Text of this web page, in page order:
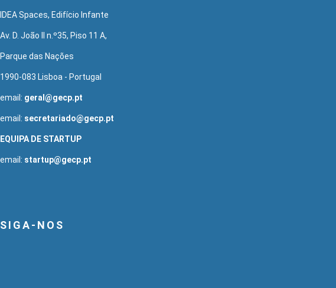
IDEA Spaces, Edifício Infante
Av. D. João II n.º35, Piso 11 A,
Parque das Nações
1990-083 Lisboa - Portugal
email: geral@gecp.pt
email: secretariado@gecp.pt
EQUIPA DE STARTUP
email: startup@gecp.pt
SIGA-NOS